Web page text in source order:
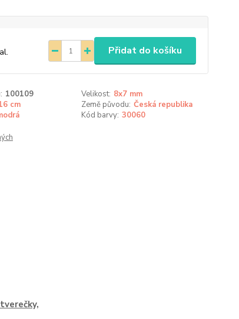
Přidat do košíku
100109 Velikost: 8x7 mm
cm Země původu: Česká republika
Kód barvy: 30060